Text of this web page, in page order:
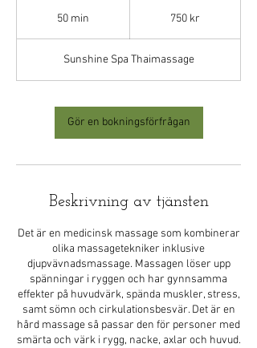
50 min
i
n
750 kr
Sunshine Spa Thaimassage
Gör en bokningsförfrågan
Beskrivning av tjänsten
Det är en medicinsk massage som kombinerar
olika massagetekniker inklusive
djupvävnadsmassage. Massagen löser upp
spänningar i ryggen och har gynnsamma
effekter på huvudvärk, spända muskler, stress,
samt sömn och cirkulationsbesvär. Det är en
hård massage så passar den för personer med
smärta och värk i rygg, nacke, axlar och huvud.